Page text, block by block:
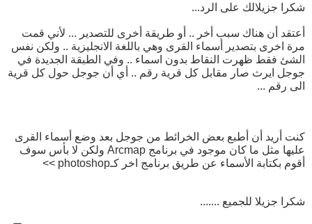
شكرا جزيلالك على الرد...
أعتقد أن هناك سبب أخر .. أو طريقة أخرى للتصدير ... لأني قمت
مرة اخرى بتصدير أسماء القرى وهي باللغة الانجليزية .. ولكن نفس
الشئ فقط ظهرت النقاط بدون اسماء .. وفي الطبقة الجديدة في
جوجل ايرث صار مقابل كل قرية رقم .. أي أن جوجل حول كل قرية
الى رقم ...
كنت أريد أن أطبع بعض الخرائط من جوجل بعد وضع أسماء القرى
عليها مثل ما كان موجود في برنامج Arcmap ولكن لا بأس سوف
أقوم بكتابة الأسماء عن طريق برنامج اخر كـphotoshop >>
شكرا جزيلا للجميع .......